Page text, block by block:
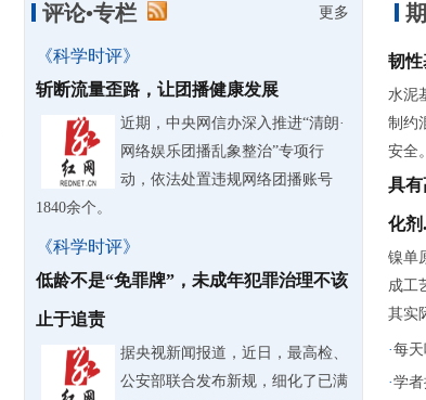
评论•专栏 更多
《科学时评》
斩断流量歪路，让团播健康发展
近期，中央网信办深入推进“清朗·
网络娱乐团播乱象整治”专项行
动，依法处置违规网络团播账号
1840余个。
《科学时评》
低龄不是“免罪牌”，未成年犯罪治理不该
止于追责
据央视新闻报道，近日，最高检、
公安部联合发布新规，细化了已满
韧
水泥
制约
安全。
具
化剂
镍单
成工
其实
·每
·学